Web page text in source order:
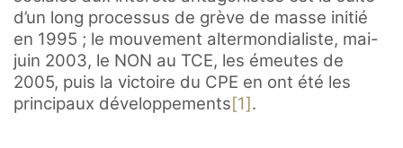
d’un long processus de grève de masse initié
en 1995 ; le mouvement altermondialiste, mai-
juin 2003, le NON au TCE, les émeutes de
2005, puis la victoire du CPE en ont été les
principaux développements[1].